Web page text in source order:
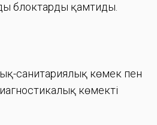
блоктарды қамтиды.
санитариялық көмек пен
көмекті